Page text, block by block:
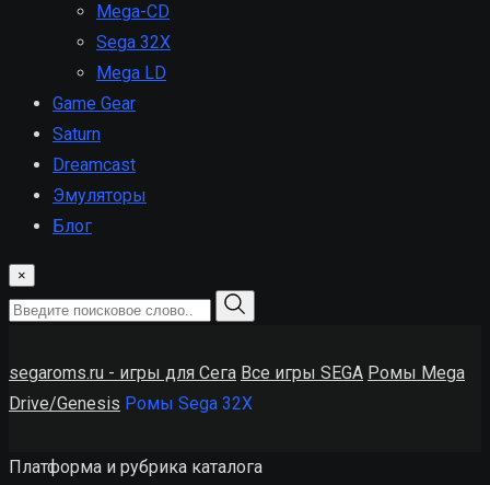
Mega-CD
Sega 32X
Mega LD
Game Gear
Saturn
Dreamcast
Эмуляторы
Блог
×
segaroms.ru - игры для Сега Все игры SEGA Ромы Mega
Drive/Genesis Ромы Sega 32X
Платформа и рубрика каталога